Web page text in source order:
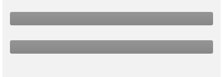
PAGE BUILDER, WOMEN